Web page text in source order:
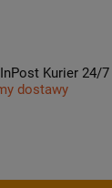
Kurier 24/7
dostawy